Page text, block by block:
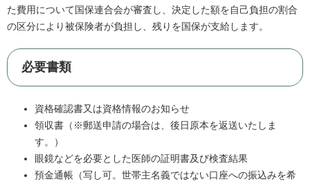
た費用について国保連合会が審査し、決定した額を自己負担の割合
の区分により被保険者が負担し、残りを国保が支給します。
必要書類
資格確認書又は資格情報のお知らせ
領収書（※郵送申請の場合は、後日原本を返送いたしま
す。）
眼鏡などを必要とした医師の証明書及び検査結果
預金通帳（写し可。世帯主名義ではない口座への振込みを希